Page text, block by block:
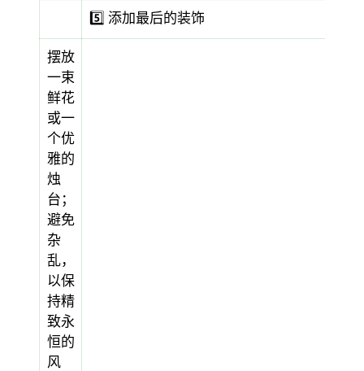
5️⃣ 添加最后的装饰
摆放
一束
鲜花
或一
个优
雅的
烛
台；
避免
杂
乱，
以保
持精
致永
恒的
风